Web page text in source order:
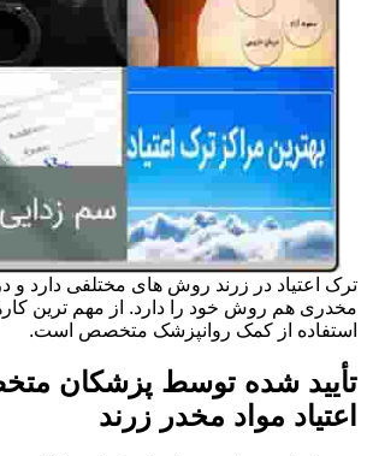
ترک اعتیاد در زرند روش های مختلفی دارد و
مخدری هم روش خود را دارد. از مهم ترین
استفاده از کمک روانپزشک متخصص است.
تأیید شده توسط پزشکان
اعتیاد مواد مخدر زرند